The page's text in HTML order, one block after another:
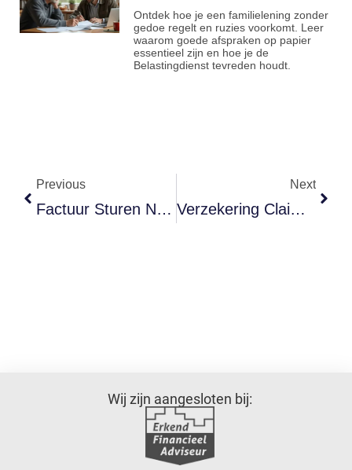
Ontdek hoe je een familielening zonder
gedoe regelt en ruzies voorkomt. Leer
waarom goede afspraken op papier
essentieel zijn en hoe je de
Belastingdienst tevreden houdt.
Previous
Factuur Sturen Naar Een Ander EU-Land? Dit Mag Je Niet Vergeten
Next
Verzekering Claim Afgewezen? Zo Voorkom Je Gedoe
Wij zijn aangesloten bij: